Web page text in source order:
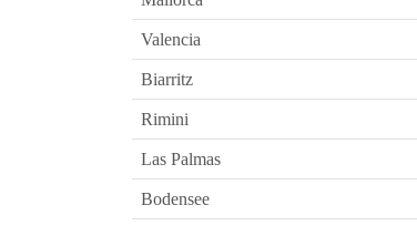
Valencia
Biarritz
Rimini
Las Palmas
Bodensee